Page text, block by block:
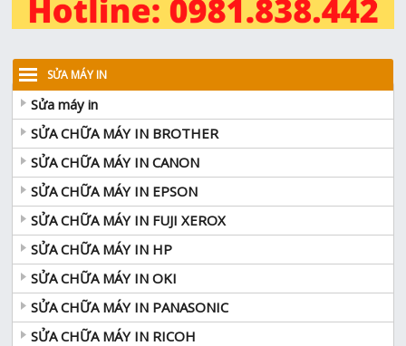
SỬA MÁY IN
Sửa máy in
SỬA CHỮA MÁY IN BROTHER
SỬA CHỮA MÁY IN CANON
SỬA CHỮA MÁY IN EPSON
SỬA CHỮA MÁY IN FUJI XEROX
SỬA CHỮA MÁY IN HP
SỬA CHỮA MÁY IN OKI
SỬA CHỮA MÁY IN PANASONIC
SỬA CHỮA MÁY IN RICOH